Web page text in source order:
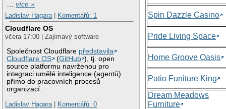
…více »
Ladislav Hagara
Komentářů: 1
Cloudflare OS
včera 17:00 | Zajímavý software
Společnost Cloudflare představila
Cloudflare OS
(GitHub ), tj. open
source platformu navrženou pro
integraci umělé inteligence (agentů)
přímo do pracovních procesů
organizací.
Ladislav Hagara
Komentářů: 0
Spin Dazzle Casino
Pride Living Space
Home Groove Oasis
Patio Funiture King
Dream Meadows
Furniture